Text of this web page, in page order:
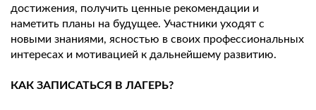
достижения, получить ценные рекомендации и
наметить планы на будущее. Участники уходят с
новыми знаниями, ясностью в своих профессиональных
интересах и мотивацией к дальнейшему развитию.
КАК ЗАПИСАТЬСЯ В ЛАГЕРЬ?